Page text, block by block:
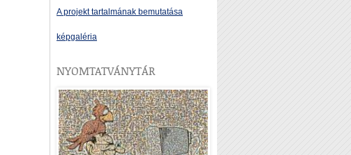
A projekt tartalmának bemutatása
képgaléria
NYOMTATVÁNYTÁR